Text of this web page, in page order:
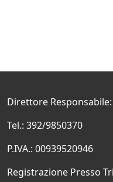
Direttore
Tel.: 392/9850370
P.IVA.: 00939520946
Registrazione Presso